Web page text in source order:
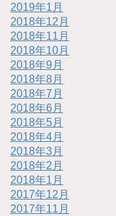
2019年1月
2018年12月
2018年11月
2018年10月
2018年9月
2018年8月
2018年7月
2018年6月
2018年5月
2018年4月
2018年3月
2018年2月
2018年1月
2017年12月
2017年11月